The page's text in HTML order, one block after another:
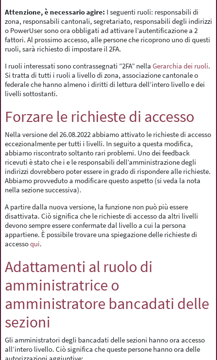
Attenzione, è necessario agire: I seguenti ruoli: responsabili di
zona, responsabili cantonali, segretariato, responsabili degli indirizzi
o PowerUser sono ora obbligati ad attivare l’autentificazione a 2
fattori. Al prossimo accesso, alle persone che ricoprono uno di questi
ruoli, sarà richiesto di impostare il 2FA.
I ruoli interessati sono contrassegnati “2FA” nella Gerarchia dei ruoli.
Si tratta di tutti i ruoli a livello di zona, associazione cantonale o
federale che hanno almeno i diritti di lettura dell’intero livello e dei
livelli sottostanti.
Forzare le richieste di accesso
Nella versione del 26.08.2022 abbiamo attivato le richieste di accesso
eccezionalmente per tutti i livelli. In seguito a questa modifica,
abbiamo riscontrato soltanto rari problemi. Uno dei feedback
ricevuti è stato che i e le responsabili dell’amministrazione degli
indirizzi dovrebbero poter essere in grado di rispondere alle richieste.
Abbiamo provveduto a modificare questo aspetto (si veda la nota
nella sezione successiva).
A partire dalla nuova versione, la funzione non può più essere
disattivata. Ciò significa che le richieste di accesso da altri livelli
devono sempre essere confermate dal livello a cui la persona
appartiene. È possibile trovare una spiegazione delle richieste di
accessoqui.
Adattamenti al ruolo di
amministratrice o
amministratore bancadati delle
sezioni
Gli amministratori degli bancadati delle sezioni hanno ora accesso
all’intero livello. Ciò significa che queste persone hanno ora delle